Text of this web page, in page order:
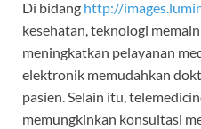
Di bidang http://
kesehatan, teknologi
meningkatkan pelayanan
elektronik memudahkan
pasien. Selain itu,
memungkinkan konsultasi